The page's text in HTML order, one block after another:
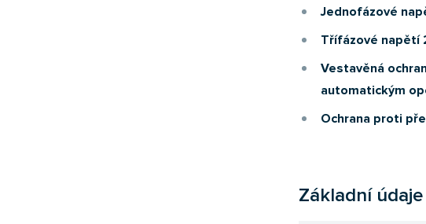
Jednofázové
Třífázové napětí
Vestavěná
automatickým
Ochrana proti
Základní údaje